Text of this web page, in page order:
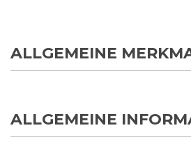
ALLGEMEINE
ALLGEMEINE